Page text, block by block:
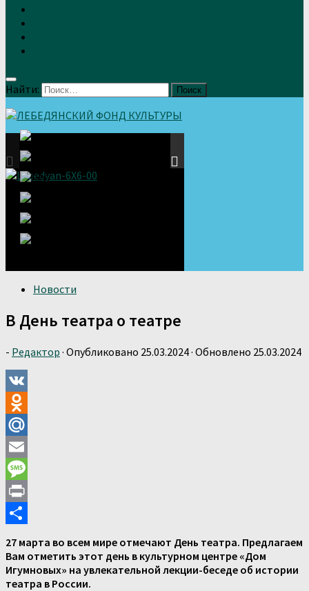
Найти:
Новости
В День театра о театре
- Редактор · Опубликовано 25.03.2024· Обновлено 25.03.2024
VK
Odnoklassniki
Mail.Ru
Email
Message
Print
27 марта во всем мире отмечают День театра. Предлагаем
Вам отметить этот день в культурном центре «Дом
Игумновых» на увлекательной лекции-беседе об истории
театра в России.